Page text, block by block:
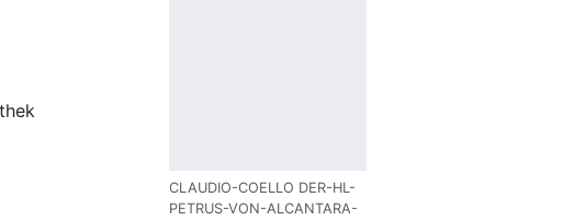
CLAUDIO-COELLO DER-HL-
PETRUS-VON-ALCANTARA-